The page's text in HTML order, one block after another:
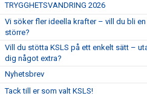
TRYGGHETSVANDRING 2026
Vi söker fler ideella krafter – vill du bli
större?
Vill du stötta KSLS på ett enkelt sätt –
dig något extra?
Nyhetsbrev
Tack till er som valt KSLS!